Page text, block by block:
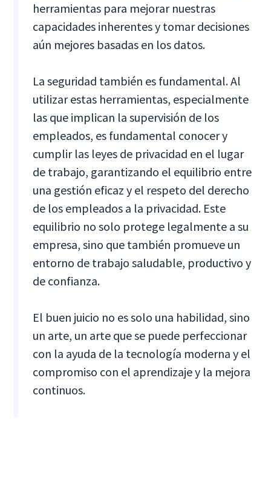
herramientas para mejorar nuestras
capacidades inherentes y tomar decisiones
aún mejores basadas en los datos.
La seguridad también es fundamental. Al
utilizar estas herramientas, especialmente
las que implican la supervisión de los
empleados, es fundamental conocer y
cumplir las leyes de privacidad en el lugar
de trabajo, garantizando el equilibrio entre
una gestión eficaz y el respeto del derecho
de los empleados a la privacidad. Este
equilibrio no solo protege legalmente a su
empresa, sino que también promueve un
entorno de trabajo saludable, productivo y
de confianza.
El buen juicio no es solo una habilidad, sino
un arte, un arte que se puede perfeccionar
con la ayuda de la tecnología moderna y el
compromiso con el aprendizaje y la mejora
continuos.